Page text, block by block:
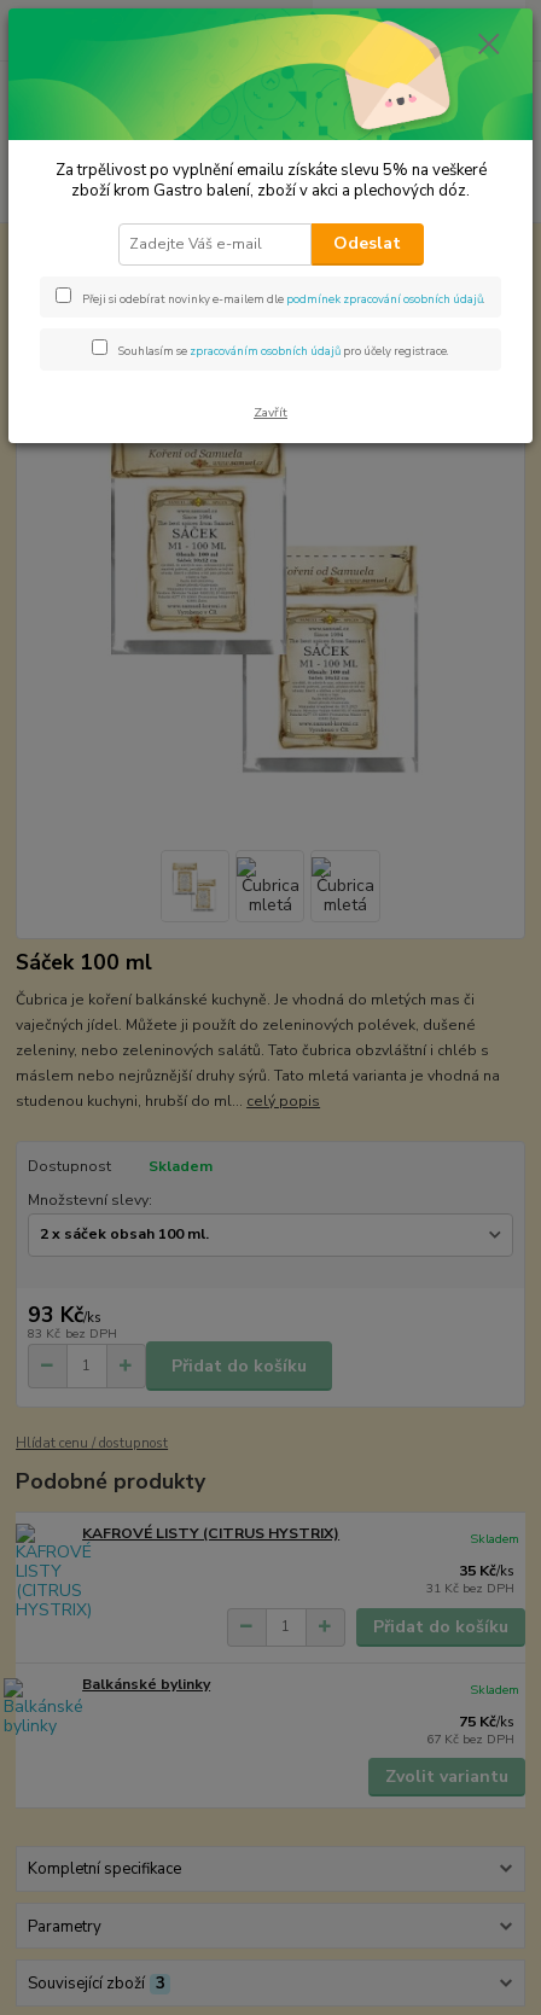
Menu
Hledat
ks
za 0,00 Kč
Koření od Samuela podle způsobu použití Čubrica mletá
Čubrica mletá
Sáček 100 ml
Čubrica je koření balkánské kuchyně. Je vhodná do mletých mas či
vaječných jídel. Můžete ji použít do zeleninových polévek, dušené
zeleniny, nebo zeleninových salátů. Tato čubrica obzvláštní i chléb s
máslem nebo nejrůznější druhy sýrů. Tato mletá varianta je vhodná na
studenou kuchyni, hrubší do ml... celý popis
Dostupnost
Skladem
Množstevní slevy:
93 Kč/ks
83 Kč bez DPH
Přidat do košíku
Hlídat cenu / dostupnost
Podobné produkty
KAFROVÉ LISTY (CITRUS HYSTRIX)
35 Kč/ks
31 Kč bez DPH
Skladem
Přidat do košíku
Balkánské bylinky
75 Kč/ks
67 Kč bez DPH
Skladem
Zvolit variantu
Kompletní specifikace
Parametry
Související zboží 3
Za trpělivost po vyplnění emailu získáte slevu 5% na veškeré
zboží krom Gastro balení, zboží v akci a plechových dóz.
Odeslat
Přeji si odebírat novinky e-mailem dle podmínek zpracování osobních údajů
Souhlasím se zpracováním osobních údajů pro účely registrace.
Zavřít